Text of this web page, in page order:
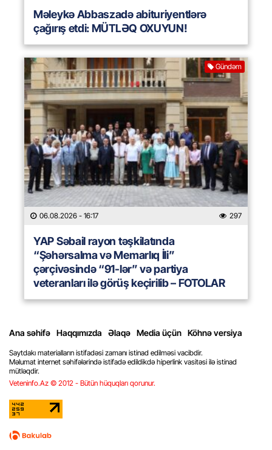
Məleykə Abbaszadə abituriyentlərə
çağırış etdi: MÜTLƏQ OXUYUN!
Gündəm
06.08.2026 - 16:17 297
YAP Səbail rayon təşkilatında
“Şəhərsalma və Memarlıq İli”
çərçivəsində “91-lər” və partiya
veteranları ilə görüş keçirilib – FOTOLAR
Ana səhifə Haqqımızda Əlaqə Media üçün Köhnə versiya
Saytdakı materialların istifadəsi zamanı istinad edilməsi vacibdir.
Məlumat internet səhifələrində istifadə edildikdə hiperlink vasitəsi ilə istinad
mütləqdir.
Veteninfo.Az © 2012 - Bütün hüquqları qorunur.